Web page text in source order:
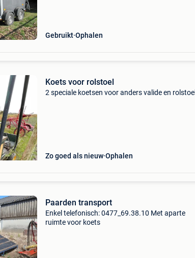
Gebruikt Ophalen
Koets voor rolstoel
2 speciale koetsen voor anders valide en rolstoel
Zo goed als nieuw Ophalen
Paarden transport
Enkel telefonisch: 0477_69.38.10 Met aparte
ruimte voor koets